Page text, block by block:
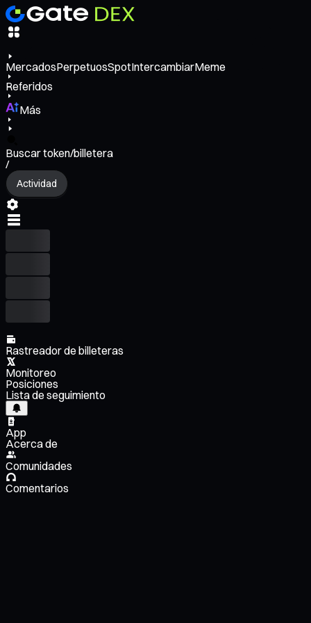
MercadosPerpetuosSpotIntercambiarMeme
Referidos
Más
Buscar token/billetera
/
Actividad
Rastreador de billeteras
Monitoreo
Posiciones
Lista de seguimiento
App
Acerca de
Comunidades
Comentarios